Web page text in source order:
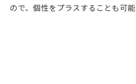
ので、個性をプラスすることも可能